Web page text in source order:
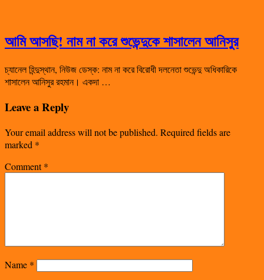
আমি আসছি! নাম না করে শুভেন্দুকে শাসালেন আনিসুর
চ্যানেল হিন্দুস্থান, নিউজ ডেস্ক: নাম না করে বিরোধী দলনেতা শুভেন্দু অধিকারিকে
শাসালেন আনিসুর রহমান। একদা …
Leave a Reply
Your email address will not be published. Required fields are
marked *
Comment*
Name *